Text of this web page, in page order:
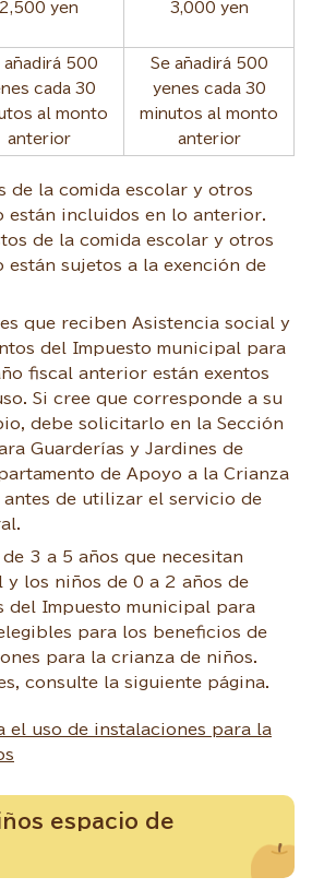
2,500 yen 3,000 yen
añadirá 500
cada 30
al monto
anterior
Se añadirá 500
yenes cada 30
minutos al monto
anterior
de la comida escolar y otros
están incluidos en lo anterior.
de la comida escolar y otros
están sujetos a la exención de
que reciben Asistencia social y
del Impuesto municipal para
fiscal anterior están exentos
Si cree que corresponde a su
debe solicitarlo en la Sección
Guarderías y Jardines de
de Apoyo a la Crianza
antes de utilizar el servicio de
3 a 5 años que necesitan
los niños de 0 a 2 años de
del Impuesto municipal para
para los beneficios de
para la crianza de niños.
consulte la siguiente página.
el uso de instalaciones para la
espacio de